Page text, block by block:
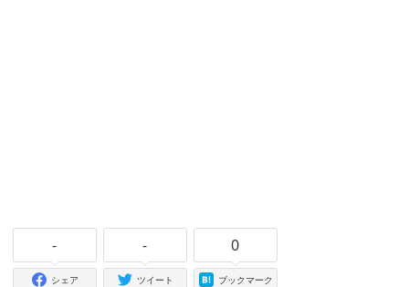
-
シェア
-
ツイート
0
ブックマーク